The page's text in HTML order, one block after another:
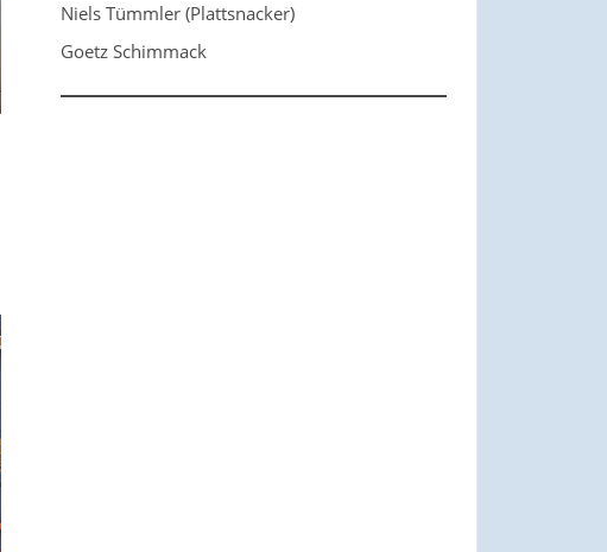
Niels Tümmler (Plattsnacker)
Goetz Schimmack